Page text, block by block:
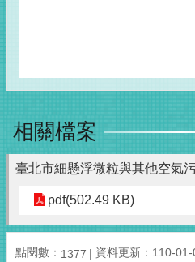
相關檔案
臺北市細懸浮微粒與其他空氣
pdf(502.49 KB)
點閱數： 1377 資料更新：110-